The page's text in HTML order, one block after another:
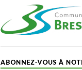
ABONNEZ-VOUS À